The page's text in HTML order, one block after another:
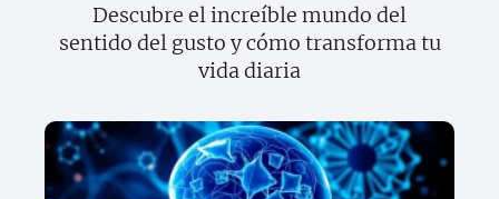
Descubre el increíble mundo del
sentido del gusto y cómo transforma tu
vida diaria